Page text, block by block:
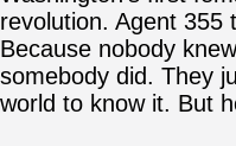
revolution. Agent 355
Because nobody
somebody did. They
world to know it. But